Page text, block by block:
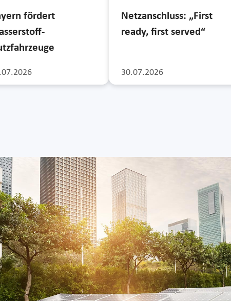
fördert
30.07.2026
Netzanschluss: „First
ready, first served“